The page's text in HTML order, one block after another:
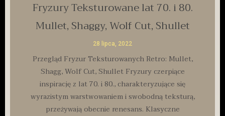
Fryzury Teksturowane lat 70. i 80.
Mullet, Shaggy, Wolf Cut, Shullet
28 lipca, 2022
Przegląd Fryzur Teksturowanych Retro: Mullet,
Shagg, Wolf Cut, Shullet Fryzury czerpiące
inspirację z lat 70. i 80., charakteryzujące się
wyrazistym warstwowaniem i swobodną teksturą,
przeżywają obecnie renesans. Klasyczne